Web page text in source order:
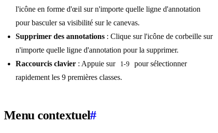
l'icône en forme d'œil sur n'importe quelle ligne d'annotation
pour basculer sa visibilité sur le canevas.
Supprimer des annotations : Clique sur l'icône de corbeille sur
n'importe quelle ligne d'annotation pour la supprimer.
Raccourcis clavier : Appuie sur 1-9
pour sélectionner
rapidement les 9 premières classes.
Menu contextuel#